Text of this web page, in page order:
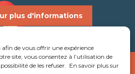
de vous offrir une expérience
site, vous consentez à l’utilisation de
de les refuser. En savoir plus sur
plus d'informations
Studio créatif Coloc